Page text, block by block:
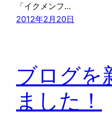
「イクメンフ…
2012年2月20日
ブログを
ました！